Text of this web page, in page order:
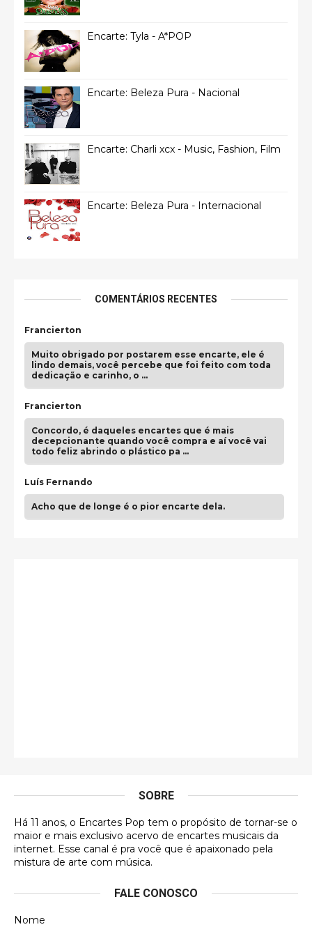
Encarte: Tyla - A*POP
Encarte: Beleza Pura - Nacional
Encarte: Charli xcx - Music, Fashion, Film
Encarte: Beleza Pura - Internacional
COMENTÁRIOS RECENTES
Francierton
Muito obrigado por postarem esse encarte, ele é
lindo demais, você percebe que foi feito com toda
dedicação e carinho, o …
Francierton
Concordo, é daqueles encartes que é mais
decepcionante quando você compra e aí você vai
todo feliz abrindo o plástico pa …
Luís Fernando
Acho que de longe é o pior encarte dela.
DVD MIDINHO
Francierton
futuras aquisições, e olhando o encarte aqui, me
SOBRE
Há 11 anos, o Encartes Pop tem o propósito de tornar-se o
maior e mais exclusivo acervo de encartes musicais da
internet. Esse canal é pra você que é apaixonado pela
mistura de arte com música.
FALE CONOSCO
Nome